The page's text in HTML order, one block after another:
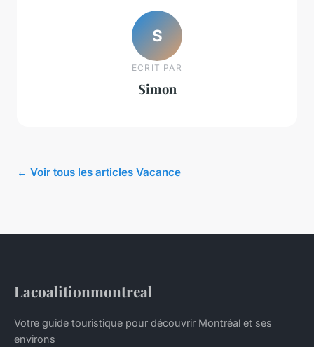
S
ECRIT PAR
Simon
← Voir tous les articles Vacance
Lacoalitionmontreal
Votre guide touristique pour découvrir Montréal et ses
environs